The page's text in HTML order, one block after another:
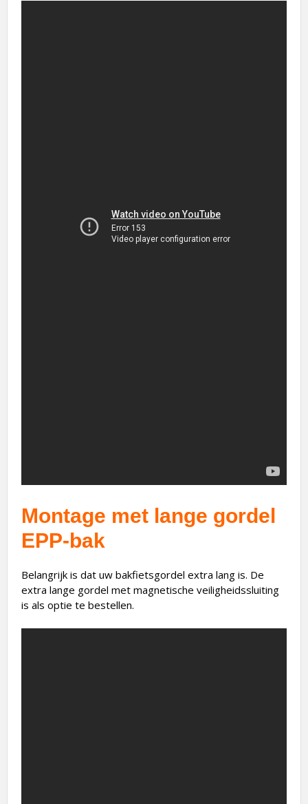
Montage met lange gordel
EPP-bak
Belangrijk is dat uw bakfietsgordel extra lang is. De
extra lange gordel met magnetische veiligheidssluiting
is als optie te bestellen.